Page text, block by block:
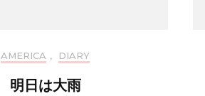
AMERICA , DIARY
明日は大雨